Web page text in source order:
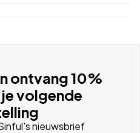
ontvang 10%
volgende
nieuwsbrief